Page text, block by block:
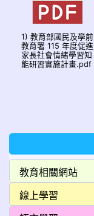
1) 教育部國民及學前
教育署 115 年度促進
家長社會情緒學習知
能研習實施計畫.pdf